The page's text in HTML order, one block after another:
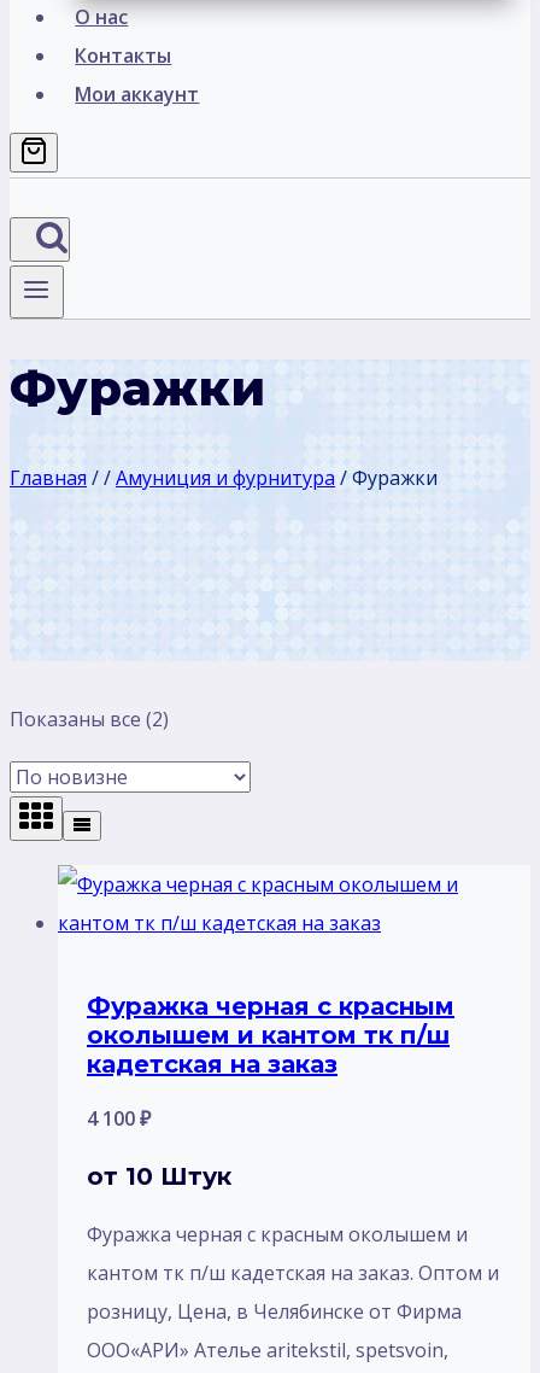
О нас
Контакты
Мои аккаунт
Фуражки
Главная//Амуниция и фурнитура/Фуражки
Показаны все (2)
самые
недавние
Фуражка черная с красным
околышем и кантом тк п/ш
кадетская на заказ
4 100₽
от 10 Штук
Фуражка черная с красным околышем и
кантом тк п/ш кадетская на заказ. Оптом и
розницу, Цена, в Челябинске от Фирма
ООО«АРИ» Ателье aritekstil, spetsvoin,